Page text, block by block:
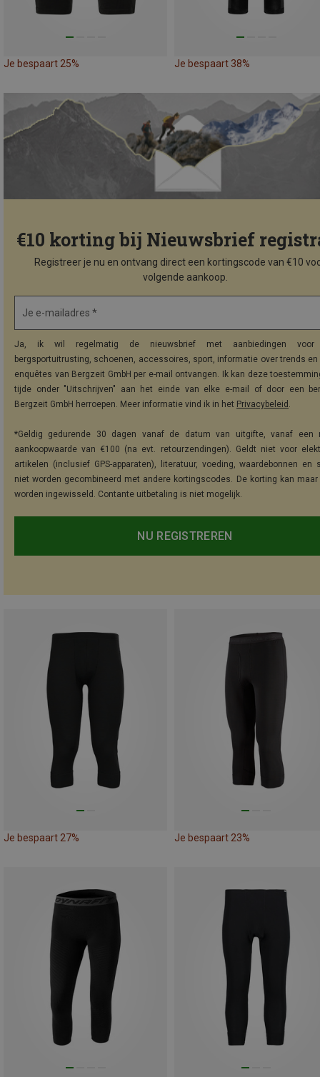
Je bespaart 25% Je bespaart 38%
€10 korting bij Nieuwsbrief
Registreer je nu en ontvang direct een kortingscode van €10
volgende aankoop.
Je e-mailadres *
Ja, ik wil regelmatig de nieuwsbrief met aanbiedingen voor
bergsportuitrusting, schoenen, accessoires, sport, informatie over trends
enquêtes van Bergzeit GmbH per e-mail ontvangen. Ik kan deze
tijde onder "Uitschrijven" aan het einde van elke e-mail of door een
Bergzeit GmbH herroepen. Meer informatie vind ik in het Privacybeleid .
*Geldig gedurende 30 dagen vanaf de datum van uitgifte, vanaf een
aankoopwaarde van €100 (na evt. retourzendingen). Geldt niet voor
artikelen (inclusief GPS-apparaten), literatuur, voeding, waardebonnen en
niet worden gecombineerd met andere kortingscodes. De korting kan maar
worden ingewisseld. Contante uitbetaling is niet mogelijk.
NU REGISTREREN
Je bespaart 27% Je bespaart 23%